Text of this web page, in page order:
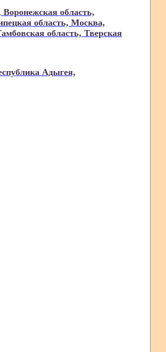
область,
область, Москва,
область, Тверская
Адыгея,